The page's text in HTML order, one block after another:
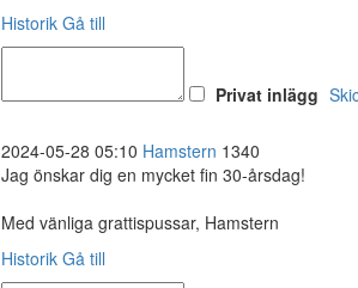
Historik Gå till
Privat inlägg
2024-05-28 05:10 Hamstern 1340
Jag önskar dig en mycket fin 30-årsdag!
Med vänliga grattispussar, Hamstern
Historik Gå till